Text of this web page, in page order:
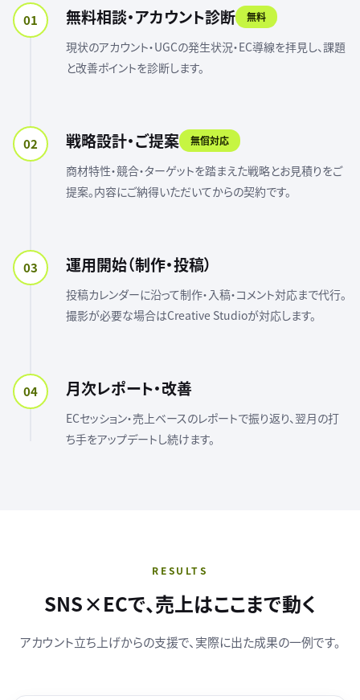
01 無料相談・アカウント診断 無料
現状のアカウント・UGCの発生状況・EC導線を拝見し、課題
と改善ポイントを診断します。
02 戦略設計・ご提案 無償対応
商材特性・競合・ターゲットを踏まえた戦略とお見積りをご
提案。内容にご納得いただいてからの契約です。
03 運用開始（制作・投稿）
投稿カレンダーに沿って制作・入稿・コメント対応まで代行。
撮影が必要な場合はCreative Studioが対応します。
04 月次レポート・改善
ECセッション・売上ベースのレポートで振り返り、翌月の打
ち手をアップデートし続けます。
RESULTS
SNS×ECで、売上はここまで動く
アカウント立ち上げからの支援で、実際に出た成果の一例です。